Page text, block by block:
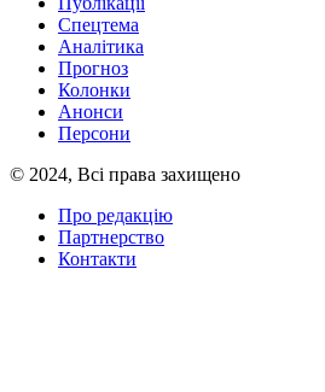
Спецтема
Аналітика
Прогноз
Колонки
Анонси
Персони
© 2024, Всі права захищено
Про редакцію
Партнерство
Контакти